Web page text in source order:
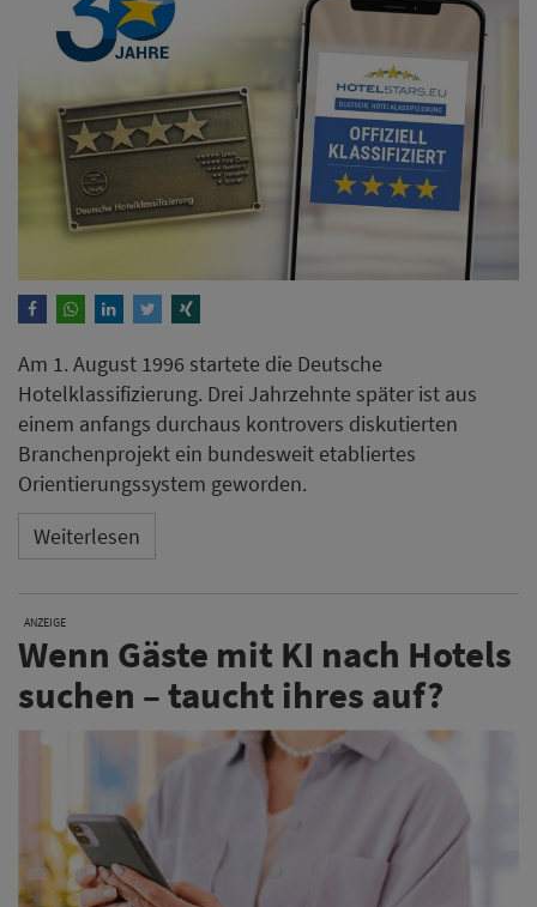
Am 1. August 1996 startete die Deutsche
Hotelklassifizierung. Drei Jahrzehnte später ist aus
einem anfangs durchaus kontrovers diskutierten
Branchenprojekt ein bundesweit etabliertes
Orientierungssystem geworden.
Weiterlesen
ANZEIGE
Wenn Gäste mit KI nach Hotels
suchen – taucht ihres auf?